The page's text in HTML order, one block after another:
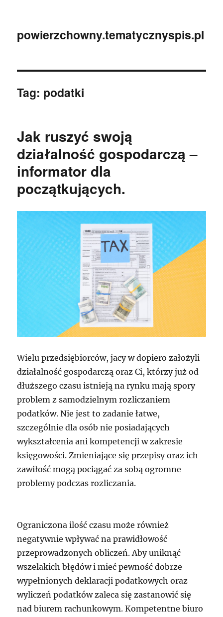
powierzchowny.tematycznyspis.pl
Tag: podatki
Jak ruszyć swoją
działalność gospodarczą –
informator dla
początkujących.
Wielu przedsiębiorców, jacy w dopiero założyli
działalność gospodarczą oraz Ci, którzy już od
dłuższego czasu istnieją na rynku mają spory
problem z samodzielnym rozliczaniem
podatków. Nie jest to zadanie łatwe,
szczególnie dla osób nie posiadających
wykształcenia ani kompetencji w zakresie
księgowości. Zmieniające się przepisy oraz ich
zawiłość mogą pociągać za sobą ogromne
problemy podczas rozliczania.
Ograniczona ilość czasu może również
negatywnie wpływać na prawidłowość
przeprowadzonych obliczeń. Aby uniknąć
wszelakich błędów i mieć pewność dobrze
wypełnionych deklaracji podatkowych oraz
wyliczeń podatków zaleca się zastanowić się
nad biurem rachunkowym. Kompetentne biuro